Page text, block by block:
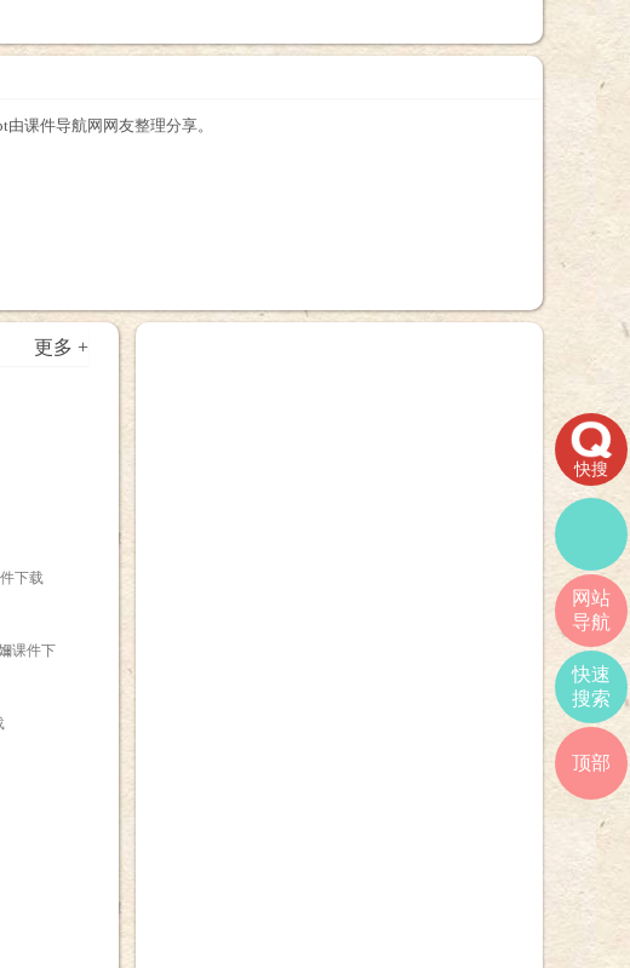
课件导航网网友整理分享。
更多 +
下载
课件下
快搜
网站
导航
快速
搜索
顶部